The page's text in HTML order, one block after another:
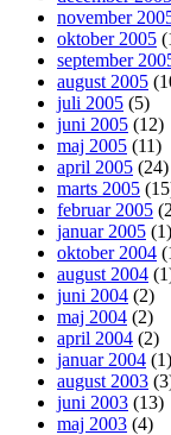
november
oktober 2005
september
august 2005
juli 2005 (5)
juni 2005 (12)
maj 2005 (11)
april 2005 (24)
marts 2005
februar 2005
januar 2005 (1)
oktober 2004
august 2004
juni 2004 (2)
maj 2004 (2)
april 2004 (2)
januar 2004 (1)
august 2003
juni 2003 (13)
maj 2003 (4)